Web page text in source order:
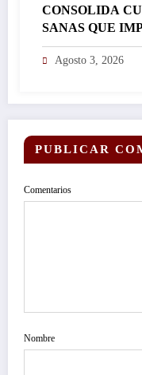
CONSOLIDA
SANAS QUE
INVERSIÓN Y
DESARROLLO
Agosto 3, 2026
PUBLICAR
Comentarios
Nombre